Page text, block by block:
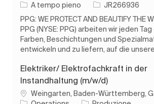
Tipo di lavoro
A tempo pieno ID processo
JR266936
PPG: WE PROTECT AND BEAUTIFY THE
PPG (NYSE: PPG) arbeiten wir jeden
Farben, Beschichtungen und
entwickeln und zu liefern, auf die
Elektriker/ Elektrofachkraft in der
Instandhaltung (m/w/d)
Ubicazione
Weingarten, Baden-Württemberg,